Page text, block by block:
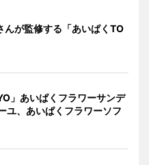
んが監修する「あいぱくTO
」あいぱくフラワーサンデ
ユ、あいぱくフラワーソフ